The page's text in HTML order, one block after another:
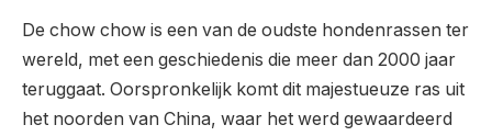
De chow chow is een van de oudste hondenrassen ter
wereld, met een geschiedenis die meer dan 2000 jaar
teruggaat. Oorspronkelijk komt dit majestueuze ras uit
het noorden van China, waar het werd gewaardeerd